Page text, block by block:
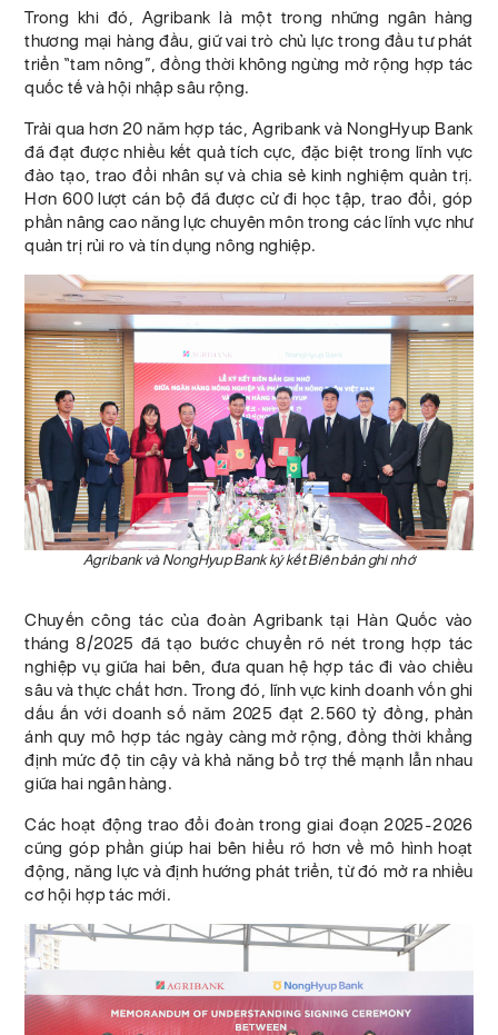
Trong khi đó, Agribank là một trong những ngân hàng
thương mại hàng đầu, giữ vai trò chủ lực trong đầu tư phát
triển “tam nông”, đồng thời không ngừng mở rộng hợp tác
quốc tế và hội nhập sâu rộng.
Trải qua hơn 20 năm hợp tác, Agribank và NongHyup Bank
đã đạt được nhiều kết quả tích cực, đặc biệt trong lĩnh vực
đào tạo, trao đổi nhân sự và chia sẻ kinh nghiệm quản trị.
Hơn 600 lượt cán bộ đã được cử đi học tập, trao đổi, góp
phần nâng cao năng lực chuyên môn trong các lĩnh vực như
quản trị rủi ro và tín dụng nông nghiệp.
Agribank và NongHyup Bank ký kết Biên bản ghi nhớ
Chuyến công tác của đoàn Agribank tại Hàn Quốc vào
tháng 8/2025 đã tạo bước chuyển rõ nét trong hợp tác
nghiệp vụ giữa hai bên, đưa quan hệ hợp tác đi vào chiều
sâu và thực chất hơn. Trong đó, lĩnh vực kinh doanh vốn ghi
dấu ấn với doanh số năm 2025 đạt 2.560 tỷ đồng, phản
ánh quy mô hợp tác ngày càng mở rộng, đồng thời khẳng
định mức độ tin cậy và khả năng bổ trợ thế mạnh lẫn nhau
giữa hai ngân hàng.
Các hoạt động trao đổi đoàn trong giai đoạn 2025-2026
cũng góp phần giúp hai bên hiểu rõ hơn về mô hình hoạt
động, năng lực và định hướng phát triển, từ đó mở ra nhiều
cơ hội hợp tác mới.